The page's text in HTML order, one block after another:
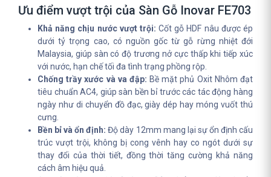
Ưu điểm vượt trội của Sàn Gỗ Inovar FE703
Khả năng chịu nước vượt trội: Cốt gỗ HDF nâu được ép
dưới tỷ trọng cao, có nguồn gốc từ gỗ rừng nhiệt đới
Malaysia, giúp sàn có độ trương nở cực thấp khi tiếp xúc
với nước, hạn chế tối đa tình trạng phồng rộp.
Chống trầy xước và va đập: Bề mặt phủ Oxit Nhôm đạt
tiêu chuẩn AC4, giúp sàn bền bỉ trước các tác động hàng
ngày như di chuyển đồ đạc, giày dép hay móng vuốt thú
cưng.
Bền bỉ và ổn định: Độ dày 12mm mang lại sự ổn định cấu
trúc vượt trội, không bị cong vênh hay co ngót dưới sự
thay đổi của thời tiết, đồng thời tăng cường khả năng
cách âm hiệu quả.